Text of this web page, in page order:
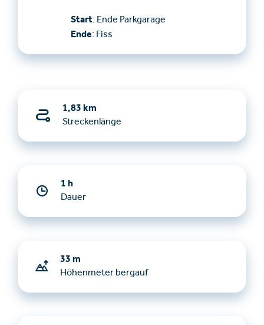
Start: Ende Parkgarage
Ende: Fiss
1,83 km
Streckenlänge
1 h
Dauer
33 m
Höhenmeter bergauf